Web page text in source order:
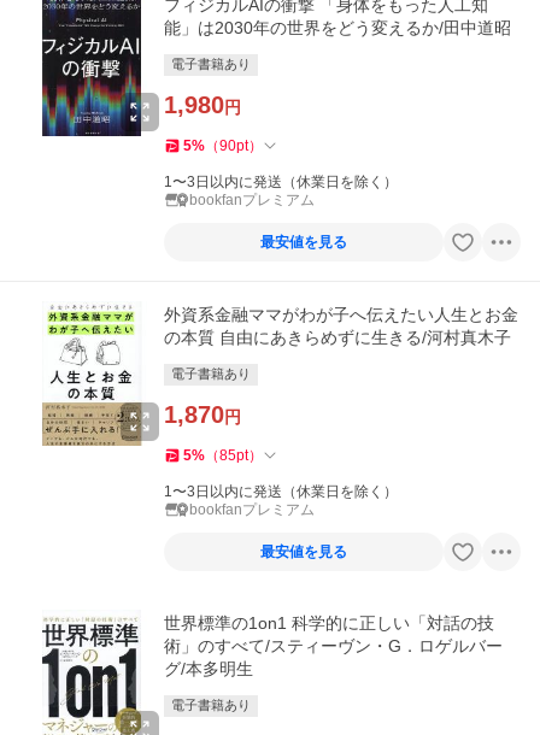
フィジカルAIの衝撃 「身体をもった人工知
能」は2030年の世界をどう変えるか/田中道昭
電子書籍あり
1,980円
5% （90pt）
1〜3日以内に発送（休業日を除く）
bookfanプレミアム
最安値を見る
外資系金融ママがわが子へ伝えたい人生とお金
の本質 自由にあきらめずに生きる/河村真木子
電子書籍あり
1,870円
5% （85pt）
1〜3日以内に発送（休業日を除く）
bookfanプレミアム
最安値を見る
世界標準の1on1 科学的に正しい「対話の技
術」のすべて/スティーヴン・G．ロゲルバー
グ/本多明生
電子書籍あり